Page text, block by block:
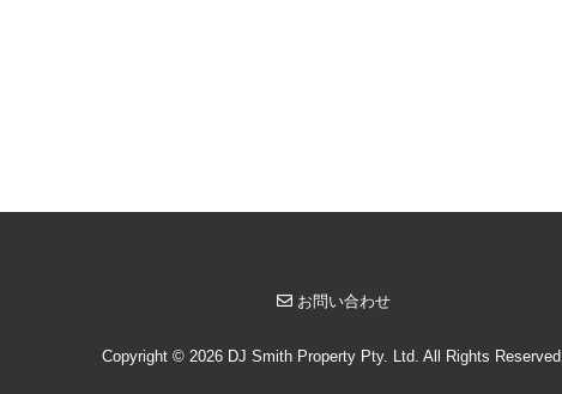
お問い合わせ
Copyright © 2026 DJ Smith Property Pty. Ltd. All Rights Reserved.